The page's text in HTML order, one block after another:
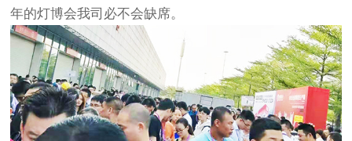
年的灯博会我司必不会缺席。